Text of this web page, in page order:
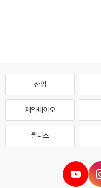
산업
제약·바이오
웰니스